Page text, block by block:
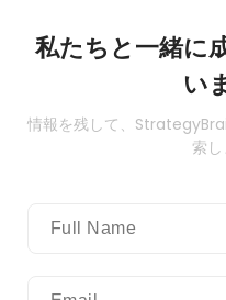
私たちと一緒に
い
情報を残して、
索し